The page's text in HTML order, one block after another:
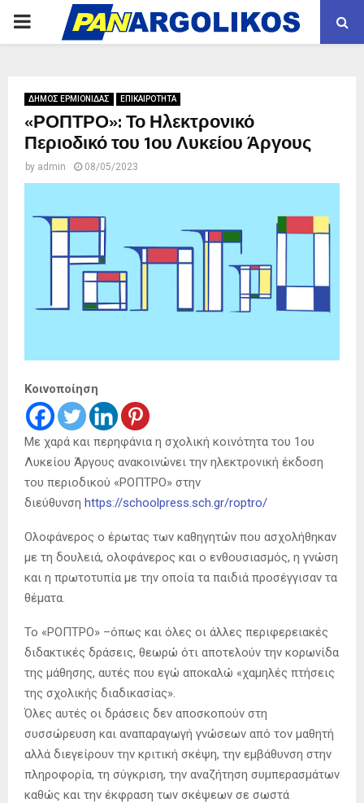
PRIMARY
ΔΗΜΟΣ ΕΡΜΙΟΝΙΔΑΣ ΕΠΙΚΑΙΡΟΤΗΤΑ
«ΡΟΠΤΡΟ»: Το Ηλεκτρονικό
Περιοδικό του 1ου Λυκείου Άργους
by admin 08/05/2023
Κοινοποίηση
Με χαρά και περηφάνια η σχολική κοινότητα του 1ου
Λυκείου Άργους ανακοινώνει την ηλεκτρονική έκδοση
του περιοδικού «ΡΟΠΤΡΟ» στην
διεύθυνση https://schoolpress.sch.gr/roptro/
Ολοφάνερος ο έρωτας των καθηγητών που ασχολήθηκαν
με τη δουλειά, ολοφάνερος και ο ενθουσιασμός, η γνώση
και η πρωτοτυπία με την οποία τα παιδιά προσέγγισαν τα
θέματα.
Το «ΡΟΠΤΡΟ» –όπως και όλες οι άλλες περιφερειακές
διδακτικές δράσεις, θεωρώ ότι αποτελούν την κορωνίδα
της μάθησης, αυτές που εγώ αποκαλώ «χαμηλές πτήσεις
της σχολικής διαδικασίας».
Όλες αυτές οι δράσεις δεν αποσκοπούν στη
συσσώρευση και αναπαραγωγή γνώσεων από τον μαθητή
αλλά διεγείρουν την κριτική σκέψη, την εμβάθυνση στην
πληροφορία, τη σύγκριση, την αναζήτηση συμπερασμάτων
καθώς και την έκφραση των σκέψεων σε σωστά